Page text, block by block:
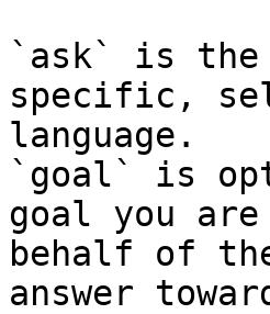
`ask` is the
specific,
language.
`goal` is
goal you
behalf of
answer